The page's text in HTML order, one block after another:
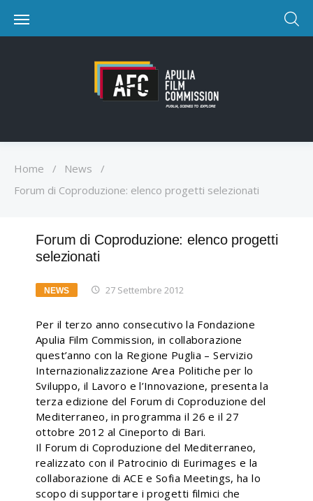
Home / News
/
Forum di Coproduzione: elenco progetti selezionati
Forum di Coproduzione: elenco progetti
selezionati
NEWS 27 Settembre 2012
Per il terzo anno consecutivo la Fondazione
Apulia Film Commission, in collaborazione
quest’anno con la Regione Puglia – Servizio
Internazionalizzazione Area Politiche per lo
Sviluppo, il Lavoro e l’Innovazione, presenta la
terza edizione del Forum di Coproduzione del
Mediterraneo, in programma il 26 e il 27
ottobre 2012 al Cineporto di Bari.
Il Forum di Coproduzione del Mediterraneo,
realizzato con il Patrocinio di Eurimages e la
collaborazione di ACE e Sofia Meetings, ha lo
scopo di supportare i progetti filmici che